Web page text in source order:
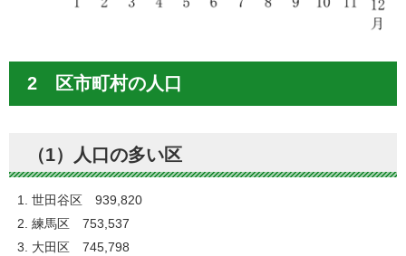
2 区市町村の人口
（1）人口の多い区
世田谷区 939,820
練馬区 753,537
大田区 745,798